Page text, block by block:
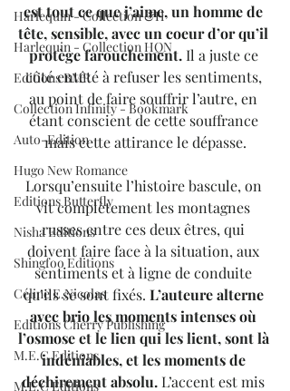
Harlequin - Collection &H
Harlequin - Collection HQN
Editions BMR
Collection Infinity - Bookmark
Auto-Edition
Hugo New Romance
Editions Butterfly
Nisha Editions
Shingfoo Editions
Céline E.Nicolas
Editions Cherry Publishing
M.E.C Editions
M.E.C Editions
est tout ce que j’aime, un homme de
tête, sensible, avec un coeur d’or qu’il
protège farouchement. Il a juste ce
côté entêté à refuser les sentiments,
au point de faire souffrir l’autre, en
étant conscient de cette souffrance
mais cette attirance le dépasse.
Lorsqu’ensuite l’histoire bascule, on
vit complètement les montagnes
russes entre ces deux êtres, qui
doivent faire face à la situation, aux
sentiments et à ligne de conduite
qu’ils se sont fixés. L’auteure alterne
avec brio les moments intenses où
l’osmose et le lien qui les lient, sont là
indéniables, et les moments de
déchirement absolu. L’accent est mis